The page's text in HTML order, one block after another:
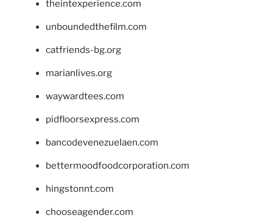
theintexperience.com
unboundedthefilm.com
catfriends-bg.org
marianlives.org
waywardtees.com
pidfloorsexpress.com
bancodevenezuelaen.com
bettermoodfoodcorporation.com
hingstonnt.com
chooseagender.com